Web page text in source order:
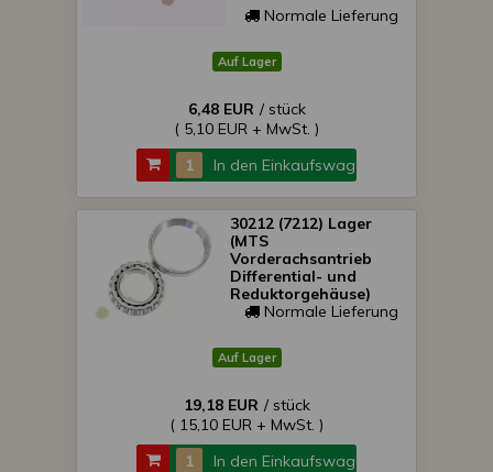
Normale Lieferung
Auf Lager
6,48 EUR / stück
( 5,10 EUR + MwSt. )
In den Einkaufswagen
30212 (7212) Lager
(MTS
Vorderachsantrieb
Differential- und
Reduktorgehäuse)
Premium
Normale Lieferung
Auf Lager
19,18 EUR / stück
( 15,10 EUR + MwSt. )
In den Einkaufswagen